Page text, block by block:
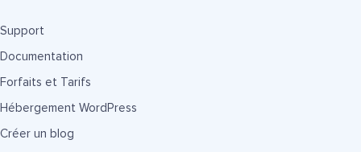
Support
Documentation
Forfaits et Tarifs
Hébergement WordPress
Créer un blog